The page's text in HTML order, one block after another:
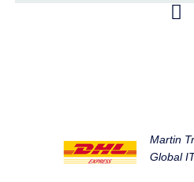
Martin
Global